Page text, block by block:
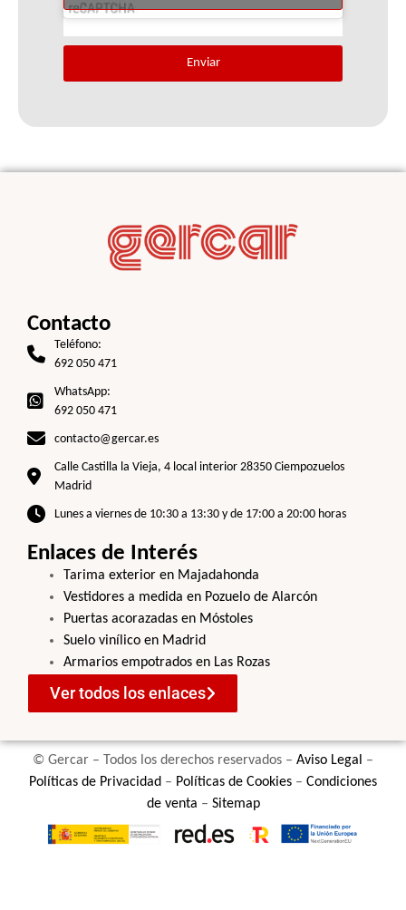
Enviar
Contacto
Teléfono:
692 050 471
WhatsApp:
692 050 471
contacto@gercar.es
Calle Castilla la Vieja, 4 local interior 28350 Ciempozuelos
Madrid
Lunes a viernes de 10:30 a 13:30 y de 17:00 a 20:00 horas
Enlaces de Interés
Tarima exterior en Majadahonda
Vestidores a medida en Pozuelo de Alarcón
Puertas acorazadas en Móstoles
Suelo vinílico en Madrid
Armarios empotrados en Las Rozas
Ver todos los enlaces
© Gercar – Todos los derechos reservados – Aviso Legal
–
Políticas de Privacidad – Políticas de Cookies – Condiciones
de venta – Sitemap